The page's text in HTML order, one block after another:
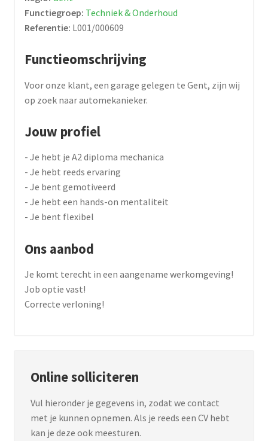
Functiegroep: Techniek & Onderhoud
Referentie: L001/000609
Functieomschrijving
Voor onze klant, een garage gelegen te Gent, zijn wij
op zoek naar automekanieker.
Jouw profiel
- Je hebt je A2 diploma mechanica
- Je hebt reeds ervaring
- Je bent gemotiveerd
- Je hebt een hands-on mentaliteit
- Je bent flexibel
Ons aanbod
Je komt terecht in een aangename werkomgeving!
Job optie vast!
Correcte verloning!
Online solliciteren
Vul hieronder je gegevens in, zodat we contact
met je kunnen opnemen. Als je reeds een CV hebt
kan je deze ook meesturen.